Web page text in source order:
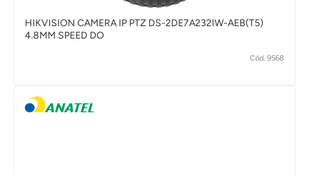
HIKVISION CAMERA IP PTZ DS-2DE7A232IW-AEB(T5)
4.8MM SPEED DO
Cód. 9568